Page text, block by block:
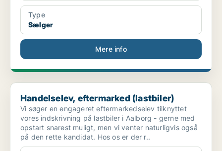
Type
Sælger
Mere info
Handelselev, eftermarked (lastbiler)
Handelselev, eftermarked (lastbiler)
Vi søger en engageret eftermarkedselev tilknyttet
vores indskrivning på lastbiler i Aalborg - gerne med
opstart snarest muligt, men vi venter naturligvis også
på den rette kandidat. Hos os er der r..